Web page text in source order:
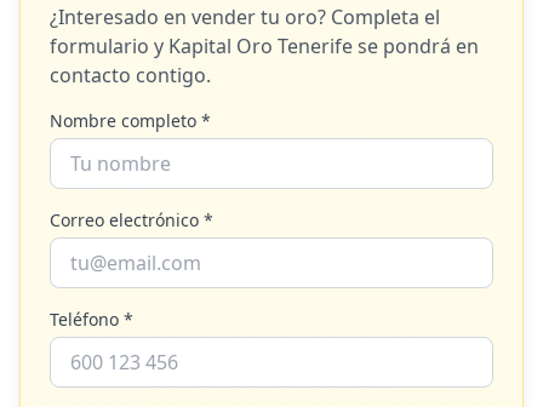
¿Interesado en vender tu oro? Completa el
formulario y Kapital Oro Tenerifese pondrá en
contacto contigo.
Nombre completo *
Correo electrónico *
Teléfono *